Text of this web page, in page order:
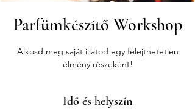
Parfümkészítő Workshop
Alkosd meg saját illatod egy felejthetetlen
élmény részeként!
Idő és helyszín